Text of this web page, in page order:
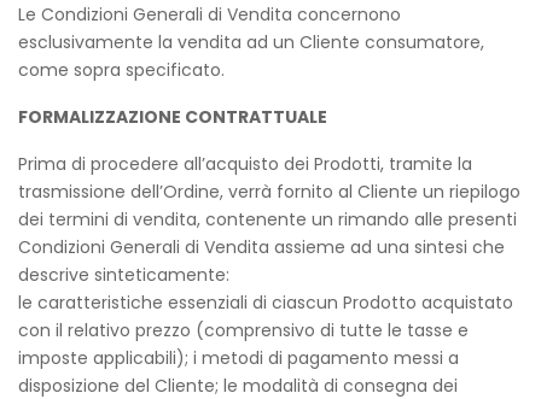
Le Condizioni Generali di Vendita concernono
esclusivamente la vendita ad un Cliente consumatore,
come sopra specificato.
FORMALIZZAZIONE CONTRATTUALE
Prima di procedere all’acquisto dei Prodotti, tramite la
trasmissione dell’Ordine, verrà fornito al Cliente un riepilogo
dei termini di vendita, contenente un rimando alle presenti
Condizioni Generali di Vendita assieme ad una sintesi che
descrive sinteticamente:
le caratteristiche essenziali di ciascun Prodotto acquistato
con il relativo prezzo (comprensivo di tutte le tasse e
imposte applicabili); i metodi di pagamento messi a
disposizione del Cliente; le modalità di consegna dei